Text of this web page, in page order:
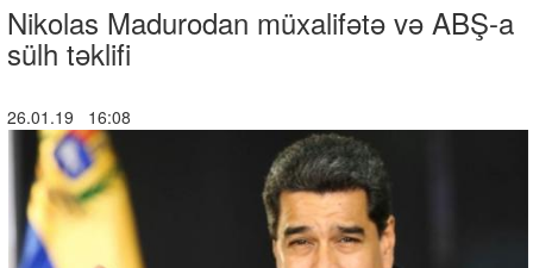
Nikolas Madurodan müxalifətə və ABŞ-a
sülh təklifi
26.01.19 16:08